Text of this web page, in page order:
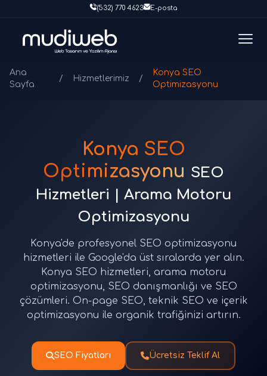
(532) 770 4623 E-posta
Ana
Sayfa
/ Hizmetlerimiz /
Konya SEO
Optimizasyonu
Konya SEO
Optimizasyonu SEO
Hizmetleri | Arama Motoru
Optimizasyonu
Konya'de profesyonel SEO optimizasyonu
hizmetleri ile Google'da üst sıralarda yer alın.
Konya SEO hizmetleri, arama motoru
optimizasyonu, SEO danışmanlığı ve SEO
çözümleri. On-page SEO, teknik SEO ve içerik
optimizasyonu ile organik trafiğinizi artırın.
SEO Fiyatları Ücretsiz Teklif Al